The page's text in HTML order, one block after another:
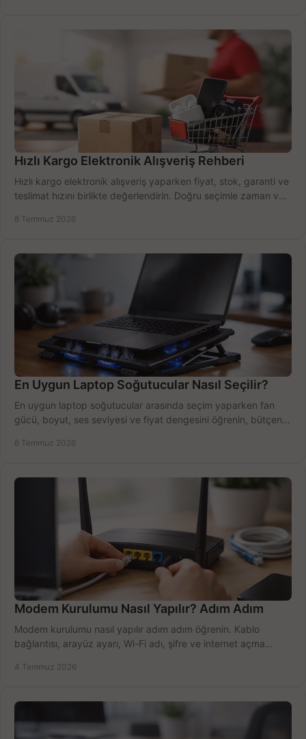
Hızlı Kargo Elektronik Alışveriş Rehberi
Hızlı kargo elektronik alışveriş yaparken fiyat, stok, garanti ve
teslimat hızını birlikte değerlendirin. Doğru seçimle zaman ve
8 Temmuz 2026
En Uygun Laptop Soğutucular Nasıl Seçilir?
En uygun laptop soğutucular arasında seçim yaparken fan
gücü, boyut, ses seviyesi ve fiyat dengesini öğrenin, bütçenizi
6 Temmuz 2026
Modem Kurulumu Nasıl Yapılır? Adım Adım
Modem kurulumu nasıl yapılır adım adım öğrenin. Kablo
bağlantısı, arayüz ayarı, Wi-Fi adı, şifre ve internet açma
4 Temmuz 2026